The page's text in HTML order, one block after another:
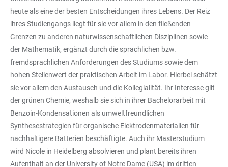
heute als eine der besten Entscheidungen ihres Lebens. Der Reiz
ihres Studiengangs liegt für sie vor allem in den fließenden
Grenzen zu anderen naturwissenschaftlichen Disziplinen sowie
der Mathematik, ergänzt durch die sprachlichen bzw.
fremdsprachlichen Anforderungen des Studiums sowie dem
hohen Stellenwert der praktischen Arbeit im Labor. Hierbei schätzt
sie vor allem den Austausch und die Kollegialität. Ihr Interesse gilt
der grünen Chemie, weshalb sie sich in ihrer Bachelorarbeit mit
Benzoin-Kondensationen als umweltfreundlichen
Synthesestrategien für organische Elektrodenmaterialien für
nachhaltigere Batterien beschäftigte. Auch ihr Masterstudium
wird Nicole in Heidelberg absolvieren und plant bereits ihren
Aufenthalt an der University of Notre Dame (USA) im dritten